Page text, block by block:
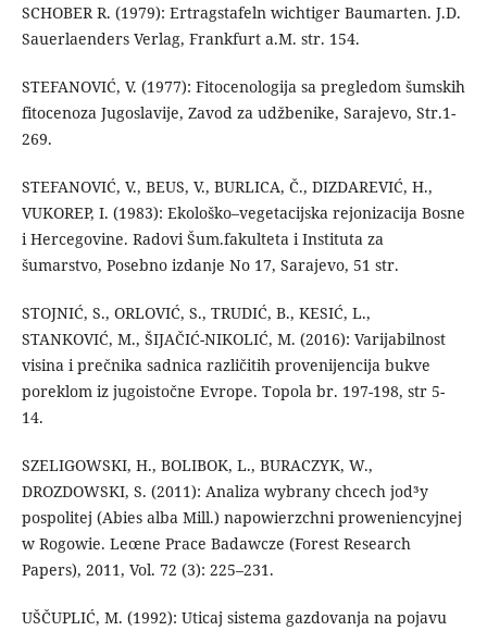
SCHOBER R. (1979): Ertragstafeln wichtiger Baumarten. J.D.
Sauerlaenders Verlag, Frankfurt a.M. str. 154.
STEFANOVIĆ, V. (1977): Fitocenologija sa pregledom šumskih
fitocenoza Jugoslavije, Zavod za udžbenike, Sarajevo, Str.1-
269.
STEFANOVIĆ, V., BEUS, V., BURLICA, Č., DIZDAREVIĆ, H.,
VUKOREP, I. (1983): Ekološko–vegetacijska rejonizacija Bosne
i Hercegovine. Radovi Šum.fakulteta i Instituta za
šumarstvo, Posebno izdanje No 17, Sarajevo, 51 str.
STOJNIĆ, S., ORLOVIĆ, S., TRUDIĆ, B., KESIĆ, L.,
STANKOVIĆ, M., ŠIJAČIĆ-NIKOLIĆ, M. (2016): Varijabilnost
visina i prečnika sadnica različitih provenijencija bukve
poreklom iz jugoistočne Evrope. Topola br. 197-198, str 5-
14.
SZELIGOWSKI, H., BOLIBOK, L., BURACZYK, W.,
DROZDOWSKI, S. (2011): Analiza wybrany chcech jod³y
pospolitej (Abies alba Mill.) napowierzchni proweniencyjnej
w Rogowie. Leœne Prace Badawcze (Forest Research
Papers), 2011, Vol. 72 (3): 225–231.
UŠČUPLIĆ, M. (1992): Uticaj sistema gazdovanja na pojavu